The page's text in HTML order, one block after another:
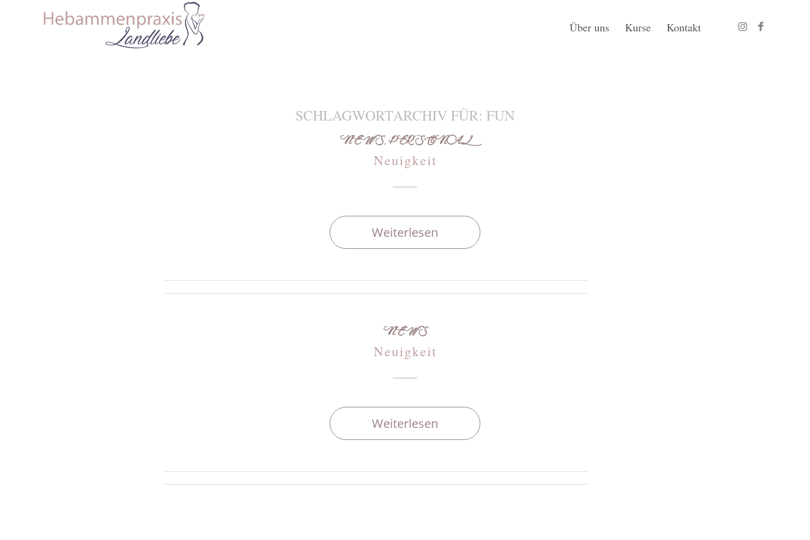
Über uns Kurse Kontakt
SCHLAGWORTARCHIV FÜR: FUN
NEWS,PERSONAL
Neuigkeit
Weiterlesen
NEWS
Neuigkeit
Weiterlesen